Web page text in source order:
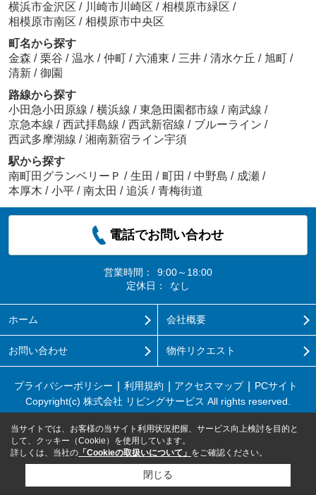
横浜市金沢区 / 川崎市川崎区 / 相模原市緑区 /
相模原市南区 / 相模原市中央区
町名から探す
金森 / 栗谷 / 温水 / 仲町 / 六浦東 / 三井 / 清水ケ丘 / 旭町 /
清新 / 御園
路線から探す
小田急小田原線 / 横浜線 / 東急田園都市線 / 南武線 /
京急本線 / 西武拝島線 / 西武新宿線 / ブルーライン /
西武多摩湖線 / 湘南新宿ライン宇須
駅から探す
南町田グランベリーＰ / 生田 / 町田 / 中野島 / 成瀬 /
本厚木 / 小平 / 南太田 / 追浜 / 青梅街道
電話でお問い合わせ
営業時間：
9:00～18:00
定休日：
なし
ホーム 会社概要
お問い合わせ 物件リクエスト
プライバシーポリシー 利用規約 アクセスマップ
PCサイト
Copyright(c) 株式会社 リビングサービス All rights reserved.
当サイトでは、お客様の当サイト利用状況把握、サービス向上検討を目的と
して、クッキー（Cookie）を使用しています。
詳しくは、当社の 「Cookieの取扱いについて」 をご確認ください。
閉じる